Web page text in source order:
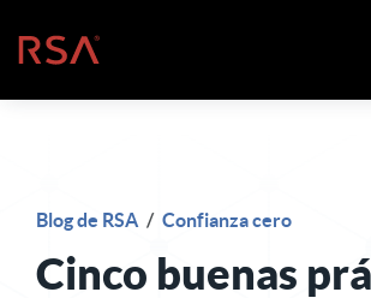
Inicio
Blog de RSA / Confianza cero
Cinco buenas